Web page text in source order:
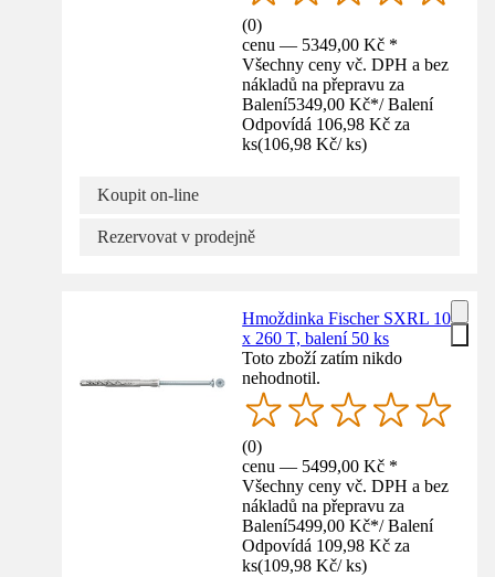
(0)
cenu — 5349,00 Kč *
Všechny ceny vč. DPH a bez
nákladů na přepravu za
Balení5349,00 Kč*/ Balení
Odpovídá 106,98 Kč za
ks(106,98 Kč/ ks)
Koupit on-line
Rezervovat v prodejně
Hmoždinka Fischer SXRL 10
x 260 T, balení 50 ks
Toto zboží zatím nikdo
nehodnotil.
(0)
cenu — 5499,00 Kč *
Všechny ceny vč. DPH a bez
nákladů na přepravu za
Balení5499,00 Kč*/ Balení
Odpovídá 109,98 Kč za
ks(109,98 Kč/ ks)